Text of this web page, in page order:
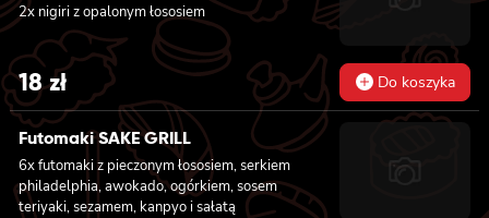
2x nigiri z opalonym łososiem
18zł Do koszyka
Futomaki SAKE GRILL
6x futomaki z pieczonym łososiem, serkiem
philadelphia, awokado, ogórkiem, sosem
teriyaki, sezamem, kanpyo i sałatą